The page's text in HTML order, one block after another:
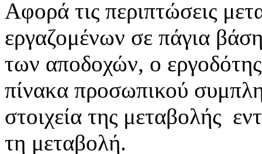
Αφορά τις περιπτώσεις
εργαζομένων σε πάγια
των αποδοχών, ο
πίνακα προσωπικού
στοιχεία της μεταβολής
τη μεταβολή.